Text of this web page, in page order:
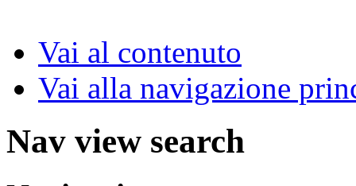
Vai al contenuto
Vai alla navigazione
Nav view search